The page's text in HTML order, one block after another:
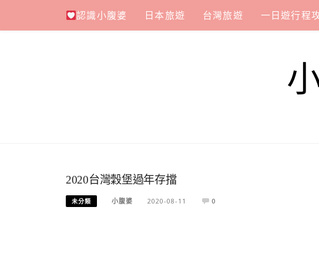
content
認識小腹婆 日本旅遊 台灣旅遊 一日遊行程
2020台灣穀堡過年存擋
未分類 小腹婆 2020-08-11 0